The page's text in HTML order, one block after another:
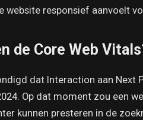
website responsief aanvoelt
de Core Web
dat Interaction aan Next
Op dat moment zou een
kunnen presteren in de